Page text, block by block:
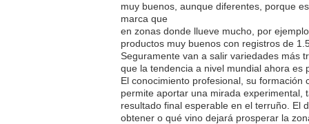
muy buenos, aunque diferentes, porque
marca que
en zonas donde llueve mucho, por
productos muy buenos con registros de
Seguramente van a salir variedades más
que la tendencia a nivel mundial ahora es
El conocimiento profesional, su formación
permite aportar una mirada experimental,
resultado final esperable en el terruño. El
obtener o qué vino dejará prosperar la